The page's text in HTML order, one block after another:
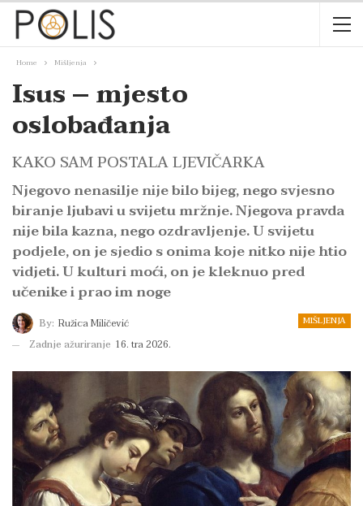
Home Mišljenja
Isus – mjesto
oslobađanja
KAKO SAM POSTALA LJEVIČARKA
Njegovo nenasilje nije bilo bijeg, nego svjesno
biranje ljubavi u svijetu mržnje. Njegova pravda
nije bila kazna, nego ozdravljenje. U svijetu
podjele, on je sjedio s onima koje nitko nije htio
vidjeti. U kulturi moći, on je kleknuo pred
učenike i prao im noge
MIŠLJENJA
By: Ružica Miličević
Zadnje ažuriranje 16. tra 2026.